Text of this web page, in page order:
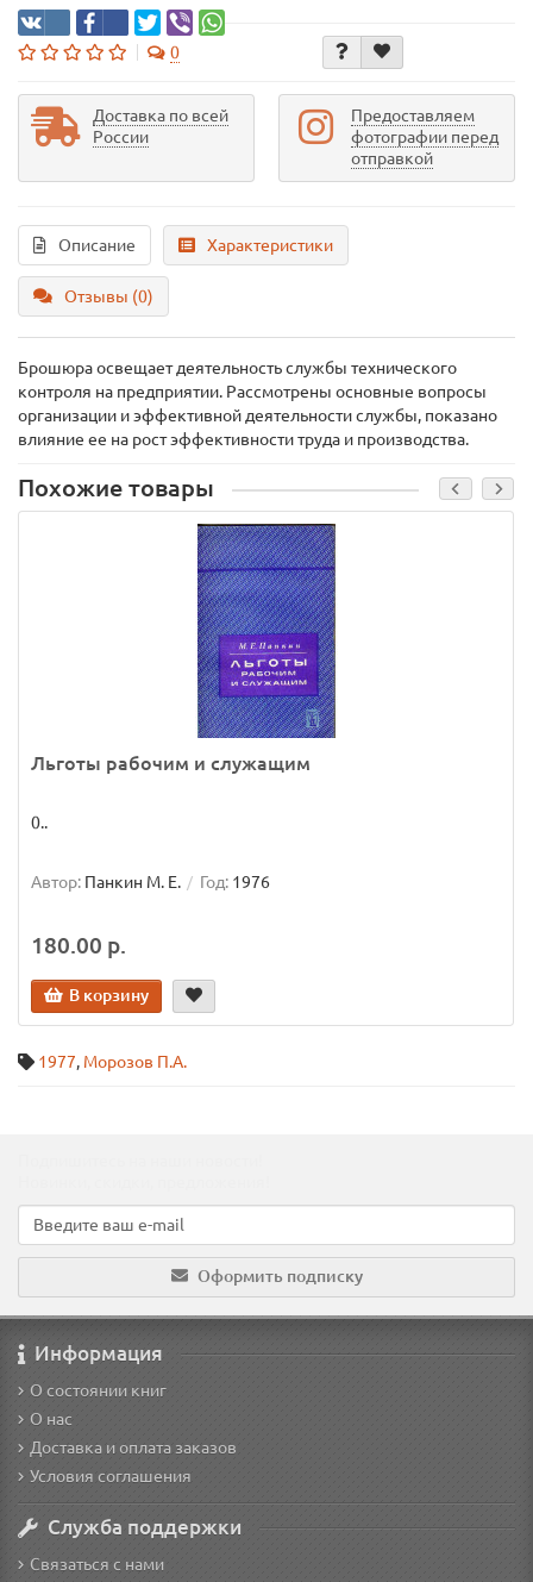
0
Доставка по всей
России
Предоставляем
фотографии перед
отправкой
Описание Характеристики
Отзывы (0)
Брошюра освещает деятельность службы технического
контроля на предприятии. Рассмотрены основные вопросы
организации и эффективной деятельности службы, показано
влияние ее на рост эффективности труда и производства.
Похожие товары
Льготы рабочим и служащим
0..
Автор: Панкин М. Е. Год: 1976
180.00 р.
В корзину
1977, Морозов П.А.
Оформить подписку
Информация
О состоянии книг
О нас
Доставка и оплата заказов
Условия соглашения
Служба поддержки
Связаться с нами